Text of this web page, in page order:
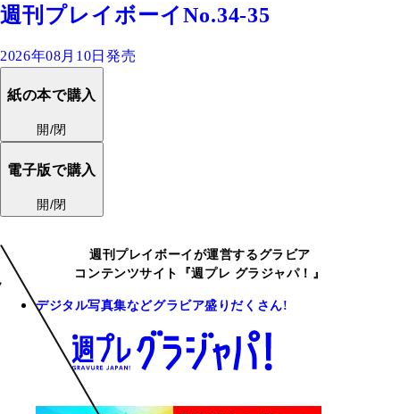
週刊プレイボーイNo.34-35
2026年08月10日発売
紙の本で購入
開/閉
電子版で購入
開/閉
週刊プレイボーイが運営するグラビア
コンテンツサイト『週プレ グラジャパ！』
デジタル写真集などグラビア盛りだくさん!